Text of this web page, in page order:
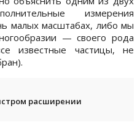
измерения
малых масштабах, либо мы
— своего рода
известные частицы, не
расширении